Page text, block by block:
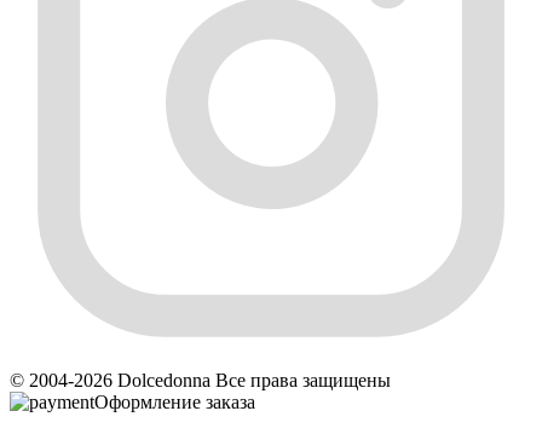
© 2004-2026 Dolcedonna Все права защищены
Оформление заказа